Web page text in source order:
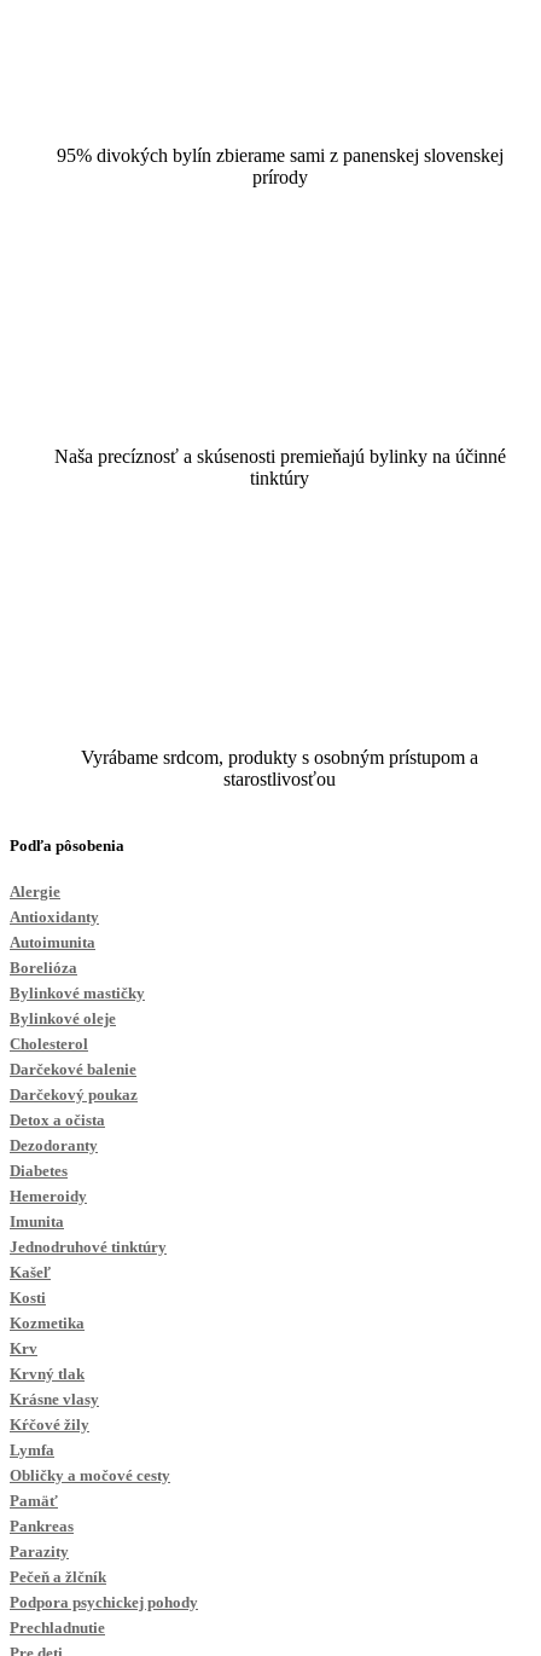
Podľa pôsobenia
Alergie
Antioxidanty
Autoimunita
Borelióza
Bylinkové mastičky
Bylinkové oleje
Cholesterol
Darčekové balenie
Darčekový poukaz
Detox a očista
Dezodoranty
Diabetes
Hemeroidy
Imunita
Jednodruhové tinktúry
Kašeľ
Kosti
Kozmetika
Krv
Krvný tlak
Krásne vlasy
Kŕčové žily
Lymfa
Obličky a močové cesty
Pamäť
Pankreas
Parazity
Pečeň a žlčník
Podpora psychickej pohody
Prechladnutie
95% divokých bylín zbierame sami z panenskej slovenskej
prírody
Naša precíznosť a skúsenosti premieňajú bylinky na účinné
tinktúry
Vyrábame srdcom, produkty s osobným prístupom a
starostlivosťou